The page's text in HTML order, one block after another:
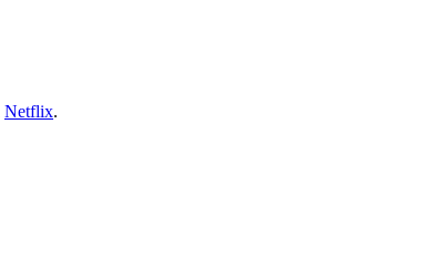
Netflix.